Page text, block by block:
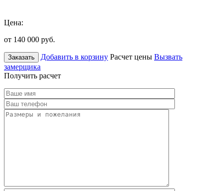
Цена:
от 140 000 руб.
Заказать Добавить в корзину Расчет цены Вызвать
замерщика
Получить расчет